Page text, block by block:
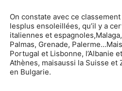
On constate avec ce
lesplus ensoleillées, qu’il y a
italiennes et
Palmas, Grenade,
Portugal et Lisbonne, l’Albanie
Athènes, maisaussi la Suisse et
en Bulgarie.